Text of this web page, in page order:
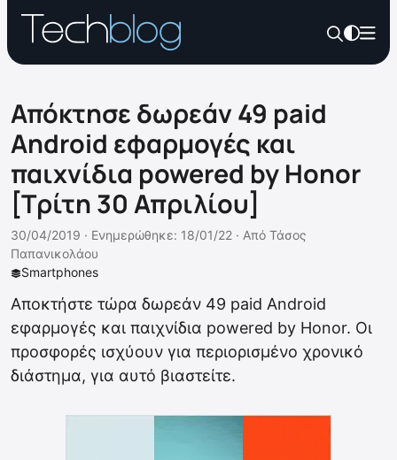
Απόκτησε δωρεάν 49 paid
Android εφαρμογές και
παιχνίδια powered by Honor
[Τρίτη 30 Απριλίου]
Smartphones
30/04/2019 · Ενημερώθηκε: 18/01/22 · Από Τάσος
Παπανικολάου
Αποκτήστε τώρα δωρεάν 49 paid Android
εφαρμογές και παιχνίδια powered by Honor. Οι
προσφορές ισχύουν για περιορισμένο χρονικό
διάστημα, για αυτό βιαστείτε.